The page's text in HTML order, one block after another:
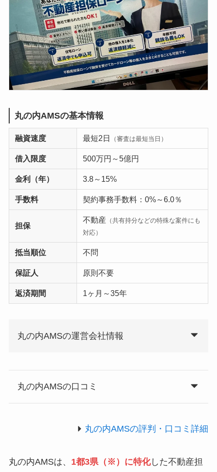
丸の内AMSの基本情報
融資速度 最短2日 （審査は最短当日）
借入限度 500万円～5億円
金利（年） 3.8～15%
手数料 契約事務手数料：0%～6.0％
担保
不動産 （共有持分などの特殊な案件にも
対応）
抵当順位 不問
保証人 原則不要
返済期間 1ヶ月～35年
丸の内AMSの運営会社情報
丸の内AMSの口コミ
丸の内AMSの評判・口コミ詳細
丸の内AMSは、 1都3県（※）に特化した不動産担